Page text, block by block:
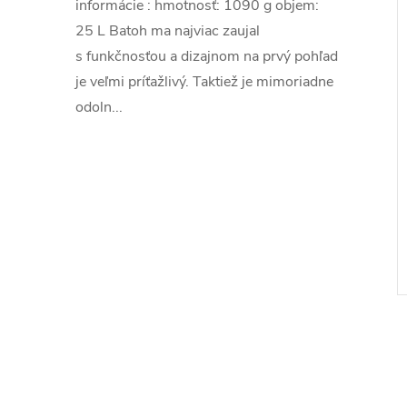
informácie : hmotnosť: 1090 g objem:
25 L Batoh ma najviac zaujal
s funkčnosťou a dizajnom na prvý pohľad
je veľmi príťažlivý. Taktiež je mimoriadne
odoln...